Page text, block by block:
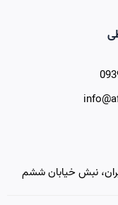
نبش خیابان ششم